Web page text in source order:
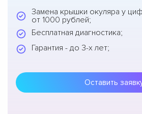
Замена крышки окуляра у
от 1000 рублей;
Бесплатная диагностика;
Гарантия - до 3-х лет;
Оставить